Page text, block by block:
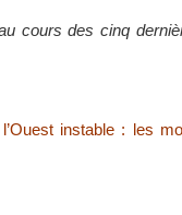
cours des cinq
instable : les